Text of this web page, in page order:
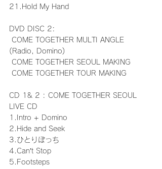
21.Hold My Hand
DVD DISC 2:
(Radio, Domino)
COME TOGETHER SEOUL MAKING
COME TOGETHER TOUR MAKING
CD 1& 2 : COME TOGETHER SEOUL
LIVE CD
1.Intro + Domino
2.Hide and Seek
3.ひとりぼっち
4.Can’t Stop
5.Footsteps